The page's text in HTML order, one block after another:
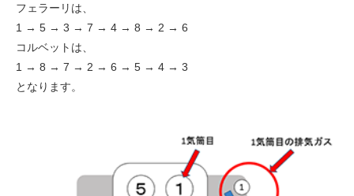
フェラーリは、
1 → 5 → 3 → 7 → 4 → 8 → 2 → 6
コルベットは、
1 → 8 → 7 → 2 → 6 → 5 → 4 → 3
となります。